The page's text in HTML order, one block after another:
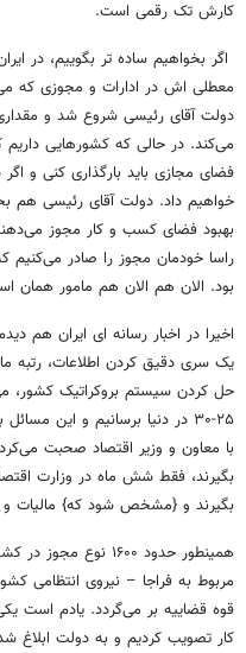
کارش تک رقمی است.
اگر بخواهیم ساده تر بگوییم، در
دولت آقای رئیسی شروع شد و
می‌کند. در حالی که کشورهایی داریم
خواهیم داد. دولت آقای رئیسی هم
بهبود فضای کسب و کار مجوز
راسا خودمان مجوز را صادر می‌کنیم
بود. الان هم الان هم مامور همان
اخیرا در اخبار رسانه ای ایران هم
۲۵-۳۰ در دنیا برسانیم و این
با معاون و وزیر اقتصاد صحبت
بگیرند، فقط شش ماه در وزارت
بگیرند و {مشخص شود که} مالیات و
مربوط به فراجا – نیروی انتظامی
قوه قضاییه بر می‌گردد. یادم است
کار تصویب کردیم و به دولت ابلاغ